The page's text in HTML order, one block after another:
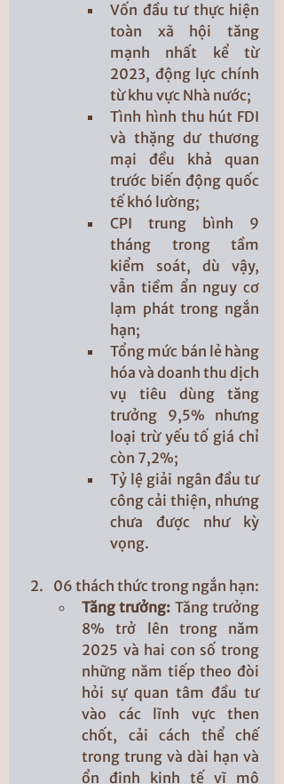
Vốn đầu tư thực hiện
toàn xã hội tăng
mạnh nhất kể từ
2023, động lực chính
từ khu vực Nhà nước;
Tình hình thu hút FDI
và thặng dư thương
mại đều khả quan
trước biến động quốc
tế khó lường;
CPI trung bình 9
tháng trong tầm
kiểm soát, dù vậy,
vẫn tiềm ẩn nguy cơ
lạm phát trong ngắn
hạn;
Tổng mức bán lẻ hàng
hóa và doanh thu dịch
vụ tiêu dùng tăng
trưởng 9,5% nhưng
loại trừ yếu tố giá chỉ
còn 7,2%;
Tỷ lệ giải ngân đầu tư
công cải thiện, nhưng
chưa được như kỳ
vọng.
06 thách thức trong ngắn hạn:
Tăng trưởng: Tăng trưởng
8% trở lên trong năm
2025 và hai con số trong
những năm tiếp theo đòi
hỏi sự quan tâm đầu tư
vào các lĩnh vực then
chốt, cải cách thể chế
trong trung và dài hạn và
ổn định kinh tế vĩ mô